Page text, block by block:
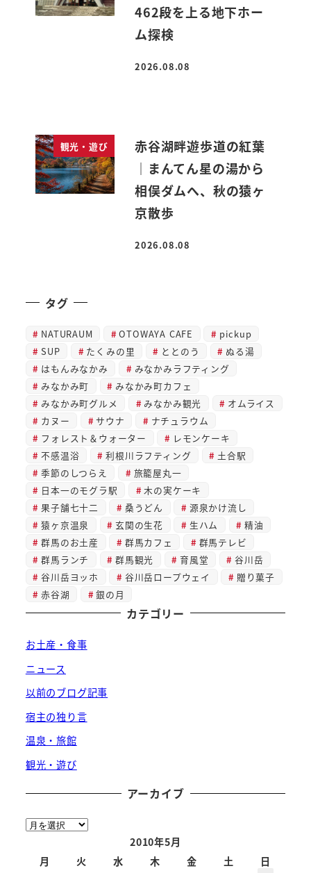
462段を上る地下ホー
ム探検
投稿日
2026.08.08
観光・遊び
赤谷湖畔遊歩道の紅葉
｜まんてん星の湯から
相俣ダムへ、秋の猿ヶ
京散歩
投稿日
2026.08.08
タグ
NATURAUM OTOWAYA CAFE
pickup
SUP
たくみの里 ととのう
ぬる湯
はもんみなかみ
みなかみラフティング
みなかみ町
みなかみ町カフェ
みなかみ町グルメ
みなかみ観光
オムライス
カヌー
サウナ
ナチュラウム
フォレスト＆ウォーター
レモンケーキ
不感温浴
利根川ラフティング
土合駅
季節のしつらえ
旅籠屋丸一
日本一のモグラ駅
木の実ケーキ
果子舗七十二
桑うどん
源泉かけ流し
猿ヶ京温泉
玄関の生花 生ハム
精油
群馬のお土産
群馬カフェ
群馬テレビ
群馬ランチ
群馬観光 育風堂
谷川岳
谷川岳ヨッホ
谷川岳ロープウェイ
贈り菓子
赤谷湖
銀の月
カテゴリー
お土産・食事
ニュース
以前のブログ記事
宿主の独り言
温泉・旅館
観光・遊び
アーカイブ
ア
2010年5月
月
火 水 木 金 土 日